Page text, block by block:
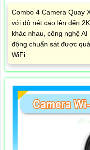
Combo 4 Camera Quay
với độ nét cao lên đến
khác nhau, công nghệ
động chuẩn sát được
WiFi